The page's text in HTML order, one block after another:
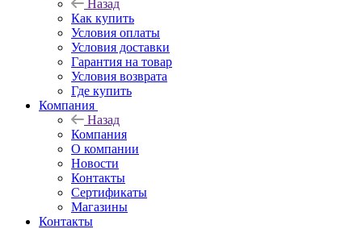
Назад
Как купить
Условия оплаты
Условия доставки
Гарантия на товар
Условия возврата
Где купить
Компания
Назад
Компания
О компании
Новости
Контакты
Сертификаты
Магазины
Контакты